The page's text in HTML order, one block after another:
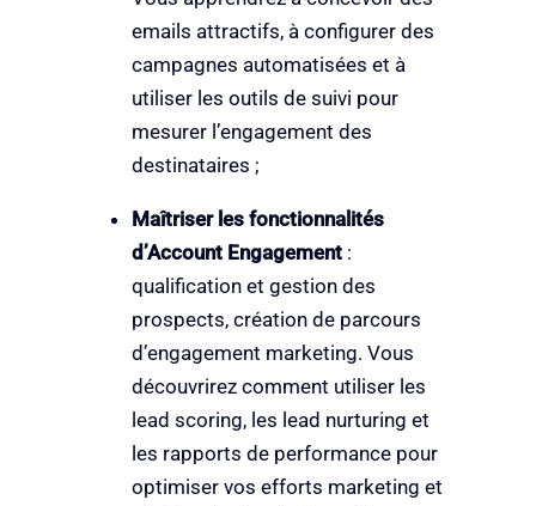
emails attractifs, à configurer des
campagnes automatisées et à
utiliser les outils de suivi pour
mesurer l’engagement des
destinataires ;
Maîtriser les fonctionnalités
d’Account Engagement:
qualification et gestion des
prospects, création de parcours
d’engagement marketing. Vous
découvrirez comment utiliser les
lead scoring, les lead nurturing et
les rapports de performance pour
optimiser vos efforts marketing et